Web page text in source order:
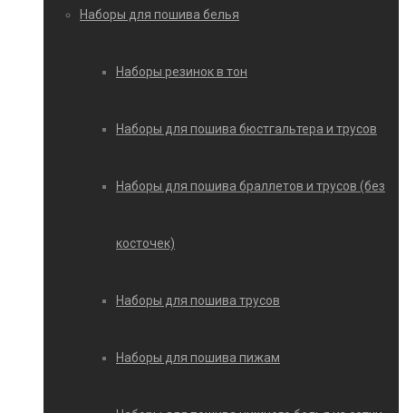
Наборы для пошива белья
Наборы резинок в тон
Наборы для пошива бюстгальтера и трусов
Наборы для пошива браллетов и трусов (без
косточек)
Наборы для пошива трусов
Наборы для пошива пижам